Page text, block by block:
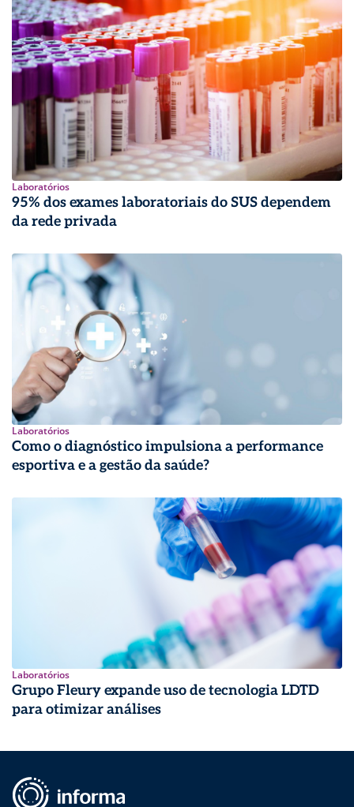
Laboratórios
95% dos exames laboratoriais do SUS dependem
da rede privada
Laboratórios
Como o diagnóstico impulsiona a performance
esportiva e a gestão da saúde?
Laboratórios
Grupo Fleury expande uso de tecnologia LDTD
para otimizar análises